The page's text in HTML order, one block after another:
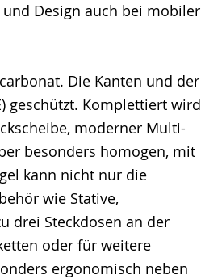
und Design auch bei mobiler
Die Kanten und der
geschützt. Komplettiert wird
moderner Multi-
besonders homogen, mit
kann nicht nur die
wie Stative,
drei Steckdosen an der
oder für weitere
ergonomisch neben